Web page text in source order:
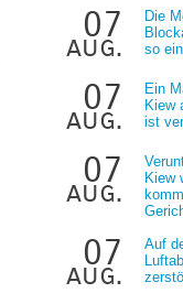
07
aug.
Die
so
07
aug.
Ein
Kiew
ist
07
aug.
Kiew
07
aug.
Auf